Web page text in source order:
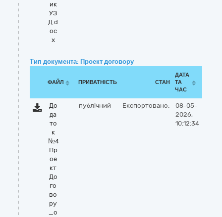
ик
УЗ
Д.d
oc
x
Тип документа: Проект договору
ФАЙЛ ПРИВАТНІСТЬ СТАН
ДАТА
ТА
ЧАС
До
да
то
к
№4
Пр
ое
кт
До
го
во
ру
_о
публічний Експортовано:
08-05-
2026,
10:12:34